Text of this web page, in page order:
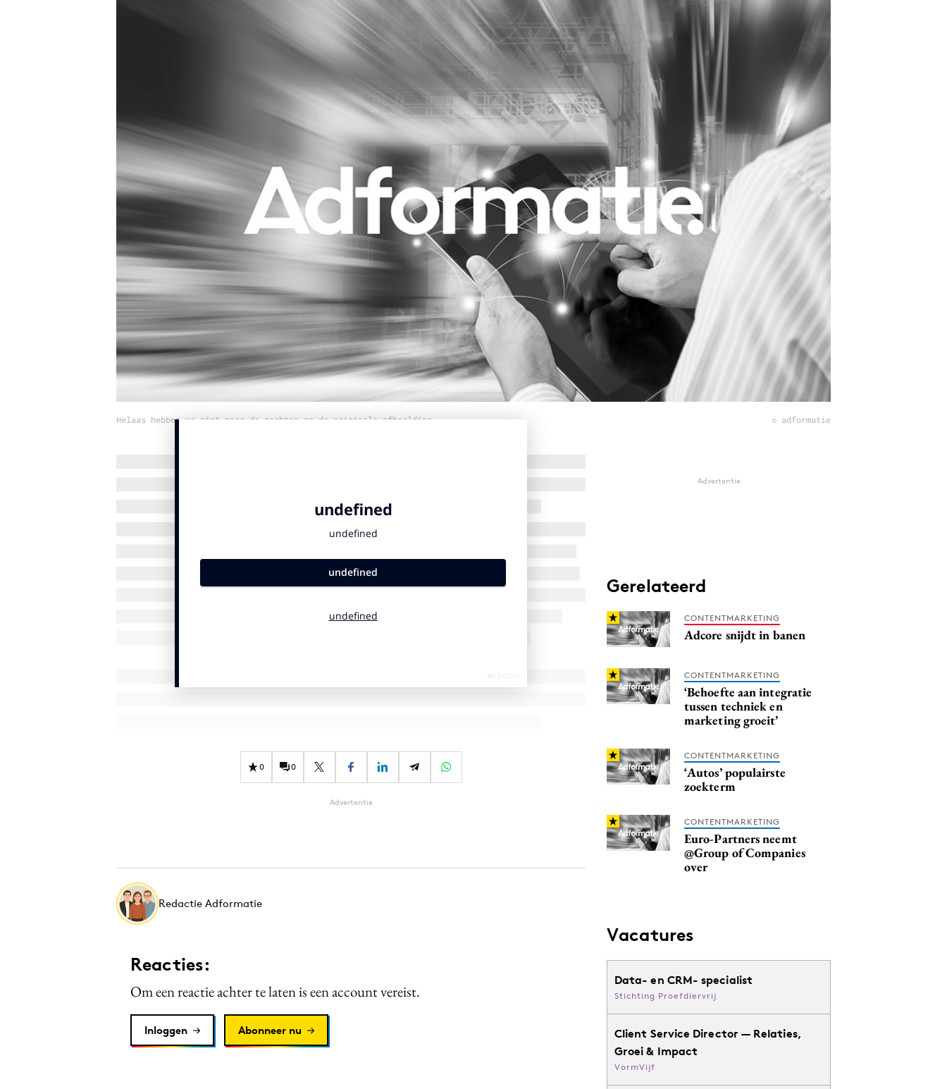
Influencer marketing
Interne communicatie
Purpose Marketing
Reputatie & crisis
Helaas hebben we niet meer de rechten op de originele afbeelding © adformatie
0 0
Advertentie
Redactie Adformatie
Reacties:
Om een reactie achter te laten is een account vereist.
Inloggen Abonneer nu
Advertentie
Gerelateerd
CONTENTMARKETING
Adcore snijdt in banen
CONTENTMARKETING
‘Behoefte aan integratie
tussen techniek en
marketing groeit’
CONTENTMARKETING
‘Autos’ populairste
zoekterm
CONTENTMARKETING
Euro-Partners neemt
@Group of Companies
over
Vacatures
Data- en CRM- specialist
Stichting Proefdiervrij
Client Service Director — Relaties,
Groei & Impact
VormVijf